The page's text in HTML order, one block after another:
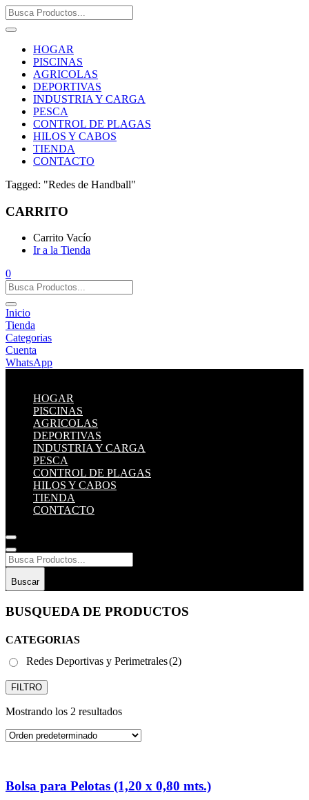
HOGAR
PISCINAS
AGRICOLAS
DEPORTIVAS
INDUSTRIA Y CARGA
PESCA
CONTROL DE PLAGAS
HILOS Y CABOS
TIENDA
CONTACTO
Tagged: "Redes de Handball"
CARRITO
Carrito Vacío
Ir a la Tienda
0
Inicio
Tienda
Categorias
Cuenta
WhatsApp
HOGAR
PISCINAS
AGRICOLAS
DEPORTIVAS
INDUSTRIA Y CARGA
PESCA
CONTROL DE PLAGAS
HILOS Y CABOS
TIENDA
CONTACTO
Buscar
BUSQUEDA DE PRODUCTOS
CATEGORIAS
Redes Deportivas y Perimetrales(2)
FILTRO
Mostrando los 2 resultados
Bolsa para Pelotas (1,20 x 0,80 mts.)